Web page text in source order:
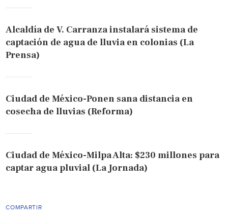
Alcaldía de V. Carranza instalará sistema de
captación de agua de lluvia en colonias (La
Prensa)
Ciudad de México-Ponen sana distancia en
cosecha de lluvias (Reforma)
Ciudad de México-Milpa Alta: $230 millones para
captar agua pluvial (La Jornada)
COMPARTIR